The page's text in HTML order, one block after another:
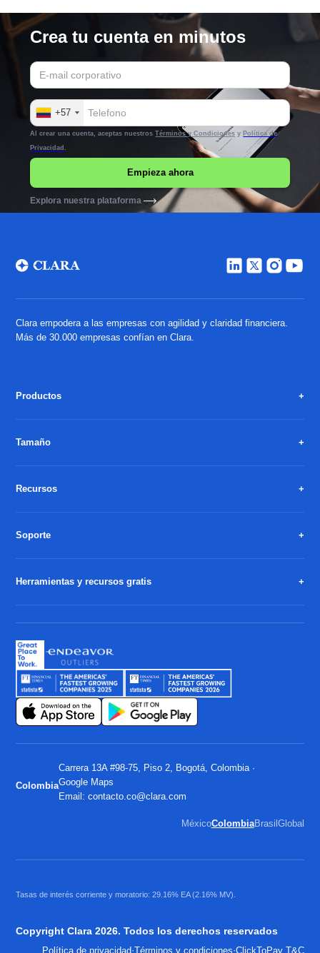
Crea tu cuenta en minutos
+57
Al crear una cuenta, aceptas nuestrosTérminos y Condiciones y Política de
Privacidad.
Explora nuestra plataforma
Clara empodera a las empresas con agilidad y claridad financiera.
Más de 30.000 empresas confían en Clara.
Productos
Tamaño
Recursos
Soporte
Herramientas y recursos gratis
Colombia
Carrera 13A #98-75, Piso 2, Bogotá, Colombia ·
Google Maps
Email:contacto.co@clara.com
MéxicoColombiaBrasil Global
Tasas de interés corriente y moratorio: 29.16% EA (2.16% MV).
Copyright Clara 2026. Todos los derechos reservados
Política de privacidad·Términos y condiciones·ClickToPay T&C